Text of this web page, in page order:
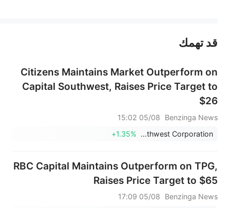
عند الضرورة، يرجى استشارة مستشار استثمار محترف. لا تقدم منصة سهم أي مشورة استثمارية، ولا تقدم أي التزامات أو ضمانات.
قد تهمك
Citizens Maintains Market Outperform on
Capital Southwest, Raises Price Target to
$26
Benzinga News
05/08 15:02
Capital Southwest Corporation
+1.35%
RBC Capital Maintains Outperform on TPG,
Raises Price Target to $65
Benzinga News
05/08 17:09